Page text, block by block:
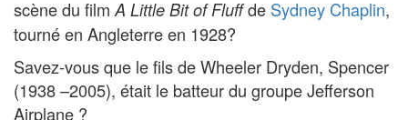
scène du filmA Little Bit of Fluffde Sydney Chaplin,
tourné en Angleterre en 1928?
Savez-vous que le fils de Wheeler Dryden, Spencer
(1938 –2005), était le batteur du groupe Jefferson
Airplane ?